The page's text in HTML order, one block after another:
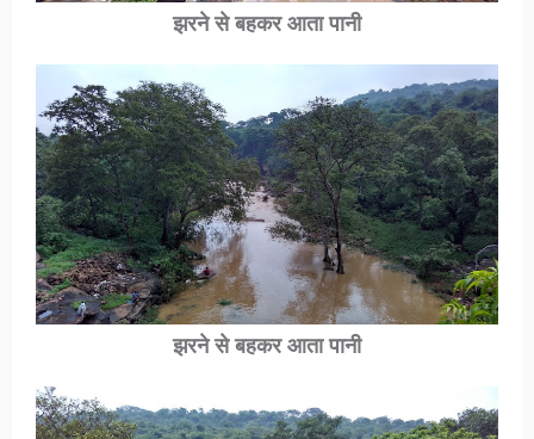
झरने से बहकर आता पानी
झरने से बहकर आता पानी